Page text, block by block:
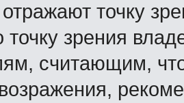
точку
точку зрения
считающим,